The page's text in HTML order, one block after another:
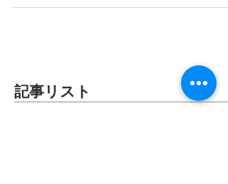
の努力次第で大きな差が出る制度です。このブロ